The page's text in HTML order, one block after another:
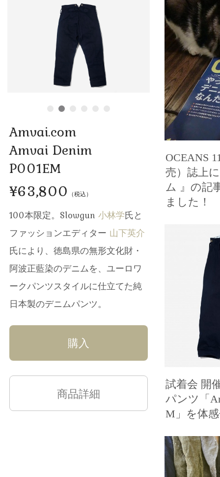
Amvai.com
Amvai Denim
P001EM
¥63,800 （税込）
100本限定。Slowgun 小林学氏と
ファッションエディター 山下英介
氏により、徳島県の無形文化財・
阿波正藍染のデニムを、ユーロワ
ークパンツスタイルに仕立てた純
日本製のデニムパンツ。
購入
商品詳細
OCEANS
売）誌上
ム 』の記
ました！
試着会 開
パンツ「
M」を体